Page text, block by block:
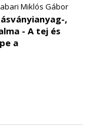
Miklós Gábor
,
- A tej és
a